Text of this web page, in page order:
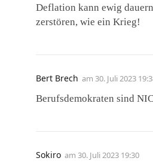
Deflation kann ewig
zerstören, wie ein Krieg!
Bert Brech am 30. Juli 2023
Berufsdemokraten sind
Sokiro am 30. Juli 2023 19:30